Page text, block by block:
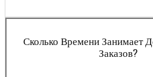
Сколько Времени Занимает
Заказов?